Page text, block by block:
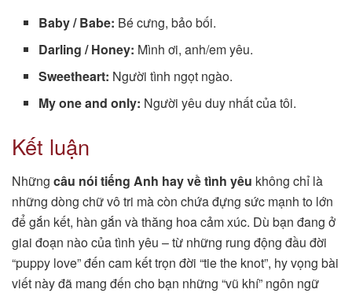
Baby / Babe: Bé cưng, bảo bối.
Darling / Honey: Mình ơi, anh/em yêu.
Sweetheart: Người tình ngọt ngào.
My one and only: Người yêu duy nhất của tôi.
Kết luận
Những câu nói tiếng Anh hay về tình yêu không chỉ là
những dòng chữ vô tri mà còn chứa đựng sức mạnh to lớn
để gắn kết, hàn gắn và thăng hoa cảm xúc. Dù bạn đang ở
giai đoạn nào của tình yêu – từ những rung động đầu đời
“puppy love” đến cam kết trọn đời “tie the knot”, hy vọng bài
viết này đã mang đến cho bạn những “vũ khí” ngôn ngữ